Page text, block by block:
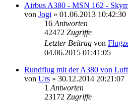
Airbus A380 - MSN 162 -
von Jogi » 01.06.2013 10:42:30
16 Antworten
42472 Zugriffe
Letzter Beitrag von
04.06.2015 01:41:05
Rundflug mit der A380 von
von Urs » 30.12.2014 20:21:07
1 Antworten
23172 Zugriffe